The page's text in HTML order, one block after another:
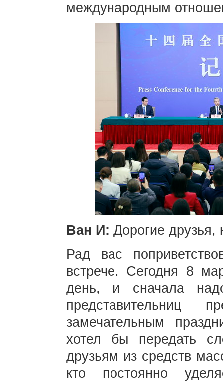
международным
Ван И: Дорогие
Рад вас
встрече. Сегодня 8
день, и сначала
представительниц
замечательным
хотел бы передать
друзьям из средств
кто постоянно